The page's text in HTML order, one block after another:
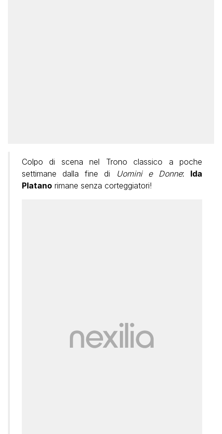
Colpo di scena nel Trono classico a poche
settimane dalla fine di
Uomini e Donne: Ida
Platano rimane senza corteggiatori!